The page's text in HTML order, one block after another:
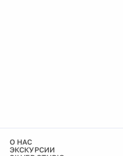
О НАС
ЭКСКУРСИИ